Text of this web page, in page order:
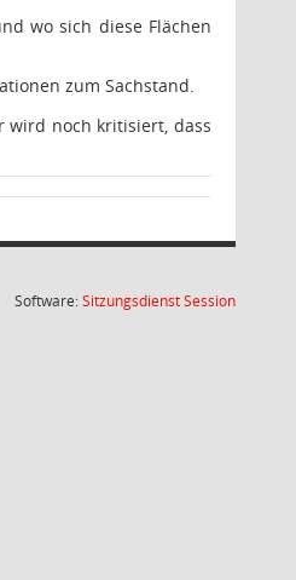
wo sich diese Flächen
zum Sachstand.
wird noch kritisiert, dass
Software:SitzungsdienstSession(Wird in